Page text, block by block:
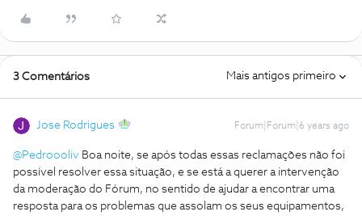
3 Comentários Mais antigos primeiro
Jose Rodrigues Forum|Forum|6 years ago
@Pedroooliv Boa noite, se após todas essas reclamações não foi
possível resolver essa situação, e se está a querer a intervenção
da moderação do Fórum, no sentido de ajudar a encontrar uma
resposta para os problemas que assolam os seus equipamentos,